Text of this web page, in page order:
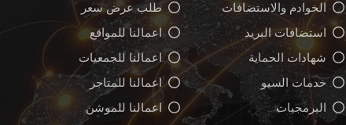
الخوادم والاستضافات
استضافات البريد
شهادات الحماية
خدمات السيو
البرمجيات
طلب عرض سعر
اعمالنا للمواقع
اعمالنا للجمعيات
اعمالنا للمتاجر
اعمالنا للموشن